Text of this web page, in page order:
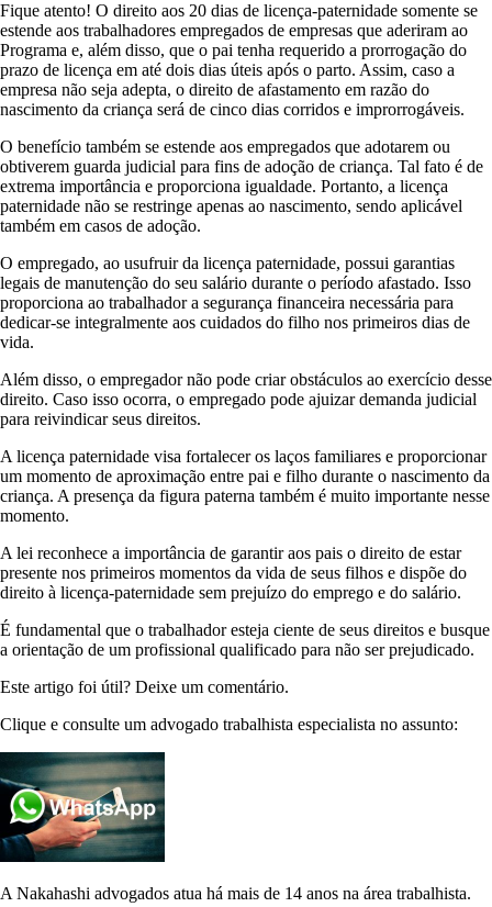
Fique atento! O direito aos 20 dias de licença-paternidade somente se
estende aos trabalhadores empregados de empresas que aderiram ao
Programa e, além disso, que o pai tenha requerido a prorrogação do
prazo de licença em até dois dias úteis após o parto. Assim, caso a
empresa não seja adepta, o direito de afastamento em razão do
nascimento da criança será de cinco dias corridos e improrrogáveis.
O benefício também se estende aos empregados que adotarem ou
obtiverem guarda judicial para fins de adoção de criança. Tal fato é de
extrema importância e proporciona igualdade. Portanto, a licença
paternidade não se restringe apenas ao nascimento, sendo aplicável
também em casos de adoção.
O empregado, ao usufruir da licença paternidade, possui garantias
legais de manutenção do seu salário durante o período afastado. Isso
proporciona ao trabalhador a segurança financeira necessária para
dedicar-se integralmente aos cuidados do filho nos primeiros dias de
vida.
Além disso, o empregador não pode criar obstáculos ao exercício desse
direito. Caso isso ocorra, o empregado pode ajuizar demanda judicial
para reivindicar seus direitos.
A licença paternidade visa fortalecer os laços familiares e proporcionar
um momento de aproximação entre pai e filho durante o nascimento da
criança. A presença da figura paterna também é muito importante nesse
momento.
A lei reconhece a importância de garantir aos pais o direito de estar
presente nos primeiros momentos da vida de seus filhos e dispõe do
direito à licença-paternidade sem prejuízo do emprego e do salário.
É fundamental que o trabalhador esteja ciente de seus direitos e busque
a orientação de um profissional qualificado para não ser prejudicado.
Este artigo foi útil? Deixe um comentário.
Clique e consulte um advogado trabalhista especialista no assunto:
A Nakahashi advogados atua há mais de 14 anos na área trabalhista.